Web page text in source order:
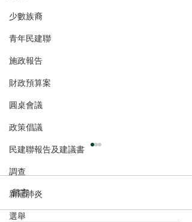
少數族裔
青年民建聯
施政報告
財政預算案
圓桌會議
政策倡議
民建聯報告及建議書
調查
新冠肺炎
選舉
留言